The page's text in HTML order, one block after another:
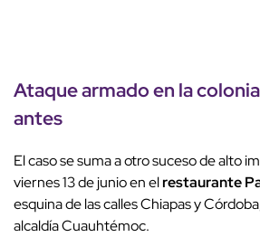
Ataque armado en la
antes
El caso se suma a otro suceso de alto
viernes 13 de junio en elrestaurante
esquina de las calles Chiapas y
alcaldía Cuauhtémoc.